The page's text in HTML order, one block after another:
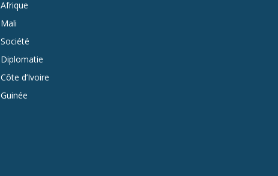
Afrique
Mali
Société
Diplomatie
Côte d’Ivoire
Guinée